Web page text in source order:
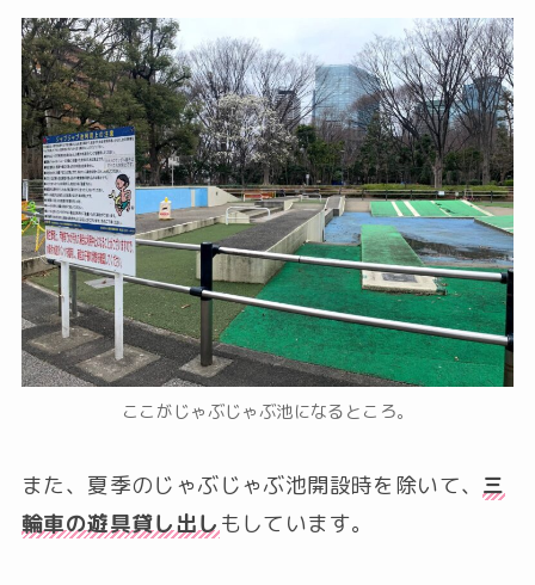
ここがじゃぶじゃぶ池になるところ。
また、夏季のじゃぶじゃぶ池開設時を除いて、 三
輪車の遊具貸し出しもしています。